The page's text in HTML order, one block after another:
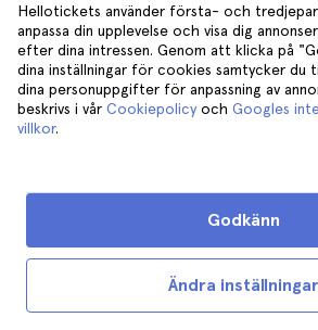
Charleston Boone
Biljetter
4.8 923
Charleston Minibuss
4.7
822
Hellotickets använder första- och
anpassa din upplevelse och visa dig
efter dina intressen. Genom att klicka på
dina inställningar för cookies samtycker du
dina personuppgifter för anpassning av
beskrivs i vår Cookiepolicy och Googles
villkor.
Ändra inställningar
Godkänn